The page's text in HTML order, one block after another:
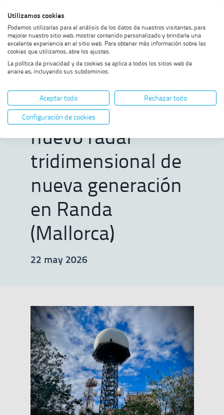
al
menú
al
contenido
al
footer
alto
contraste
Home MOSTRAR OPCIONES DEL CAMINO DE MIGAS
ENAIRE pone en
funcionamiento su nuevo radar
tridimensional de nueva
generación en Randa (Mallorca)
ENAIRE pone en
funcionamiento su
nuevo radar
tridimensional de
nueva generación
en Randa
(Mallorca)
22 may 2026
Utilizamos cookies
Podemos utilizarlas para el análisis de los datos de nuestros visitantes, para
mejorar nuestro sitio web, mostrar contenido personalizado y brindarle una
excelente experiencia en el sitio web. Para obtener más información sobre las
cookies que utilizamos, abre los ajustes.
La política de privacidad y de cookies se aplica a todos los sitios web de
enaire.es, incluyendo sus subdominios.
Aceptar todo
Rechazar todo
Configuración de cookies